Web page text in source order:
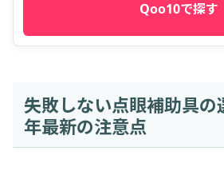
Qoo10で探す
失敗しない点眼補助具
年最新の注意点